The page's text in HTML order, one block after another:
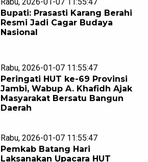
Bupati: Prasasti Karang Berahi
Resmi Jadi Cagar Budaya
Nasional
Rabu, 2026-01-07 11:55:47
Peringati HUT ke-69 Provinsi
Jambi, Wabup A. Khafidh Ajak
Masyarakat Bersatu Bangun
Daerah
Rabu, 2026-01-07 11:55:47
Pemkab Batang Hari
Laksanakan Upacara HUT